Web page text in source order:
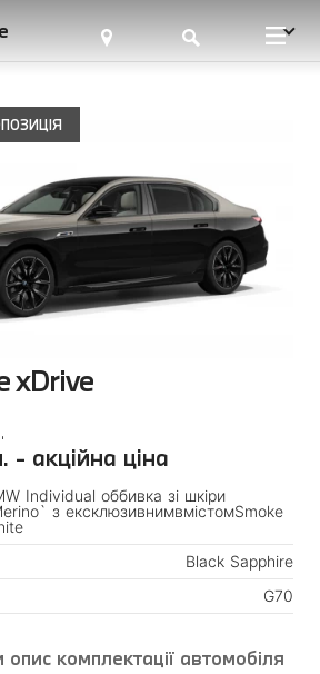
xDrive
акційна ціна
Individual оббивка зі шкіри
з ексклюзивнимвмістомSmoke
Black Sapphire
G70
комплектації автомобіля